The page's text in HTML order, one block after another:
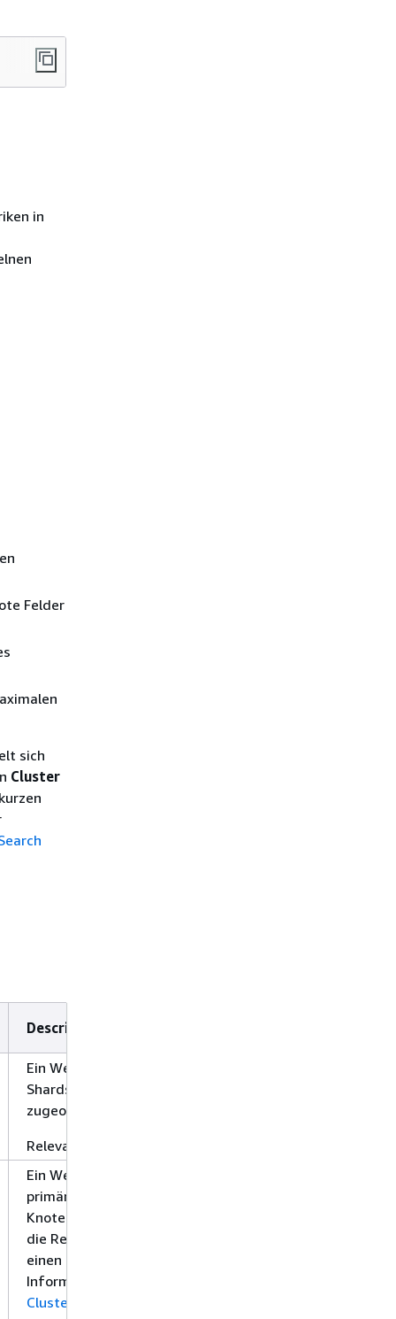
in
Felder
sich
Cluster
Description
Ein Wert von 1 gibt an, dass alle Index-
Shards zu Knoten im Cluster
zugeordnet sind.
Relevante Statistiken: Maximum
Ein Wert von 1 bedeutet, dass die
primären Shards für alle Indizes den
Knoten im Cluster zugewiesen sind,
die Replikat-Shards für mindestens
einen Index jedoch nicht. Weitere
Informationen finden Sie unter
Cluster-Status